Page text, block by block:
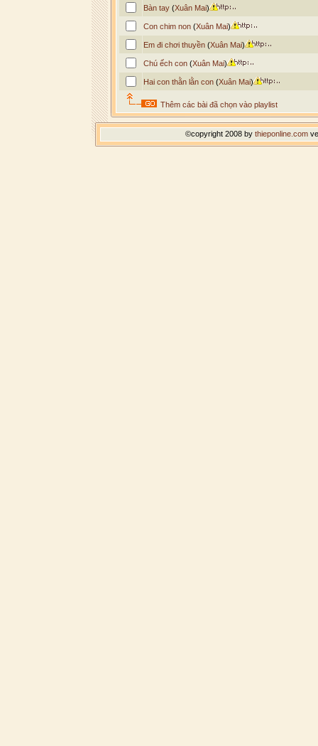
Bàn tay(Xuân Mai)
Con chim non(Xuân Mai)
Em đi chơi thuyền(Xuân Mai)
Chú ếch con(Xuân Mai)
Hai con thằn lằn con(Xuân Mai)
Thêm các bài đã chọn vào playlist
©copyright 2008 by thieponline.com